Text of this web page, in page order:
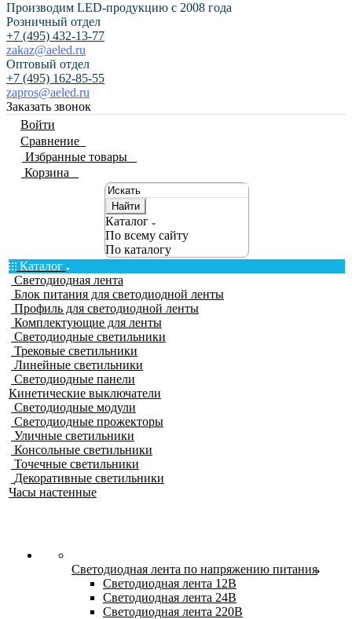
Производим LED-продукцию с 2008 года
Розничный отдел
+7 (495) 432-13-77
zakaz@aeled.ru
Оптовый отдел
+7 (495) 162-85-55
zapros@aeled.ru
Заказать звонок
Войти
Сравнение
Избранные товары
Корзина
Найти
Каталог
По всему сайту
По каталогу
Каталог
Светодиодная лента
Блок питания для светодиодной ленты
Профиль для светодиодной ленты
Комплектующие для ленты
Светодиодные светильники
Трековые светильники
Линейные светильники
Светодиодные панели
Кинетические выключатели
Светодиодные модули
Светодиодные прожекторы
Уличные светильники
Консольные светильники
Точечные светильники
Декоративные светильники
Часы настенные
Светодиодная лента по напряжению питания
Светодиодная лента 12В
Светодиодная лента 24В
Светодиодная лента 220В